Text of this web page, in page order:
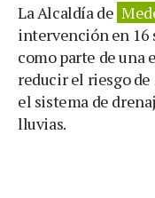
La Alcaldía de
intervención en 16
como parte de una
reducir el riesgo
el sistema de
lluvias.